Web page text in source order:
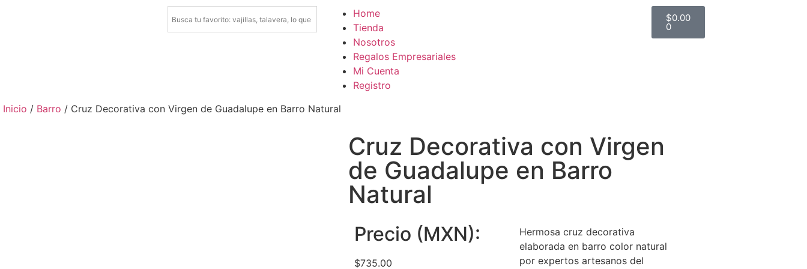
Home
Tienda
Nosotros
Regalos Empresariales
Mi Cuenta
Registro
$0.00
0
Inicio / Barro / Cruz Decorativa con Virgen de Guadalupe en Barro Natural
Cruz Decorativa con Virgen
de Guadalupe en Barro
Natural
Precio (MXN):
$735.00
Hermosa cruz decorativa
elaborada en barro color natural
por expertos artesanos del